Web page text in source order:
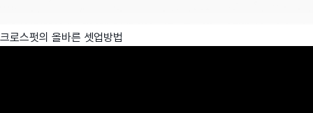
크로스펏의 올바른 셋업방법